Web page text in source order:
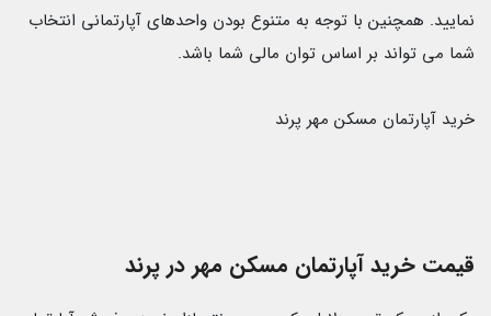
نمایید. همچنین با توجه به متنوع بودن واحدهای آپارتمانی انتخاب
شما می تواند بر اساس توان مالی شما باشد.
خرید آپارتمان مسکن مهر پرند
قیمت خرید آپارتمان مسکن مهر در پرند